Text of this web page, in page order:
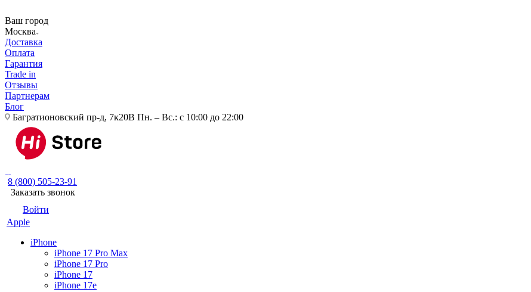
Ваш город
Москва
Доставка
Оплата
Гарантия
Trade in
Отзывы
Партнерам
Блог
Багратионовский пр-д, 7к20В Пн. – Вс.: с 10:00 до 22:00
8 (800) 505-23-91
Заказать звонок
Войти
Apple
iPhone
iPhone 17 Pro Max
iPhone 17 Pro
iPhone 17
iPhone 17e